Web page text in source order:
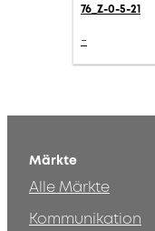
76_Z-0-5-21
-
Märkte
Alle Märkte
Kommunikation